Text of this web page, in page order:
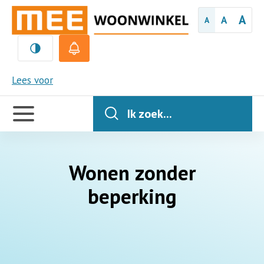
A A A
Lees voor
MEE
Handige
links
Ik zoek...
Wonen zonder
beperking